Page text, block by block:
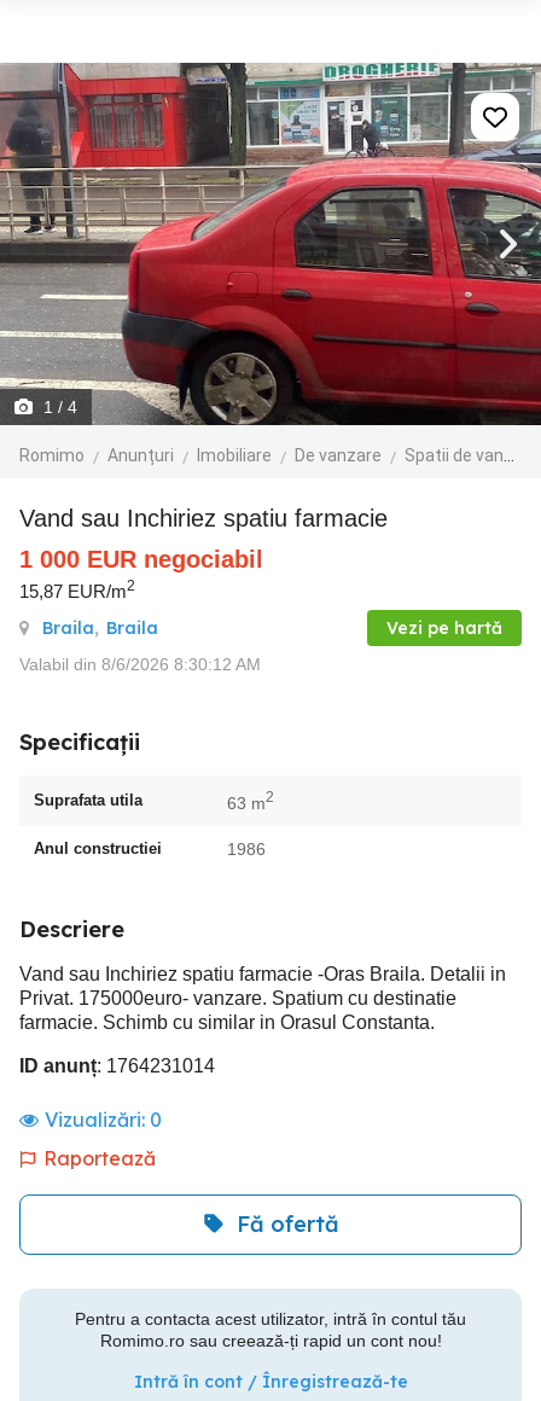
1 / 4
Romimo Anunțuri Imobiliare De vanzare Spatii de vanzare
Vand sau Inchiriez spatiu farmacie
1 000 EUR negociabil
15,87 EUR/m2
Braila, Braila Vezi pe hartă
Valabil din 8/6/2026 8:30:12 AM
Specificații
Suprafata utila 63 m2
Anul constructiei 1986
Descriere
Vand sau Inchiriez spatiu farmacie -Oras Braila. Detalii in
Privat. 175000euro- vanzare. Spatium cu destinatie
farmacie. Schimb cu similar in Orasul Constanta.
ID anunț: 1764231014
Vizualizări: 0
Raportează
Fă ofertă
Pentru a contacta acest utilizator, intră în contul tău
Romimo.ro sau creează-ți rapid un cont nou!
Intră în cont / Înregistrează-te